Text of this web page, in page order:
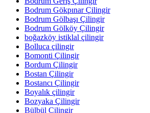
Bodrum Gökpınar Çilingir
Bodrum Gölbaşı Çilingir
Bodrum Gölköy Çilingir
boğazköy istiklal çilingir
Bolluca çilingir
Bomonti Çilingir
Bordum Çilingir
Bostan Çilingir
Bostancı Çilingir
Boyalık çilingir
Bozyaka Çilingir
Bülbül Çilingir